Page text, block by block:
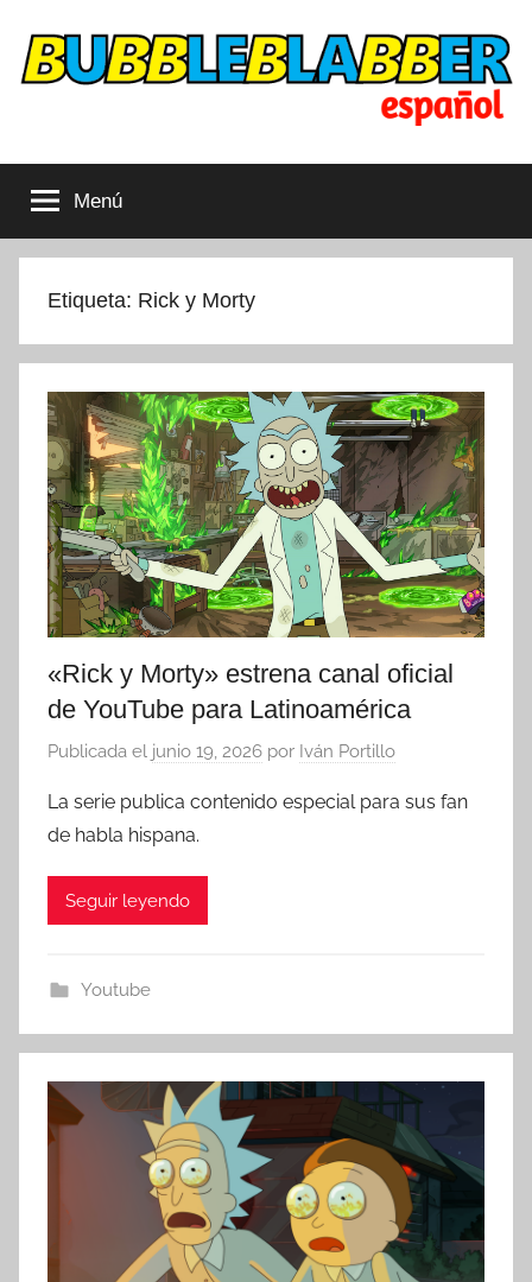
contenido
Bubbleblabber
LATAM
cubiertosMenú
Etiqueta: Rick y Morty
«Rick y Morty» estrena canal oficial
de YouTube para Latinoamérica
Publicada el junio 19, 2026 por Iván Portillo
La serie publica contenido especial para sus fan
de habla hispana.
Seguir leyendo
Youtube